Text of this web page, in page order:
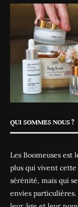
QUI SOMMES NOUS ?
Les Boomeuses est
plus qui vivent
sérénité, mais qui
envies